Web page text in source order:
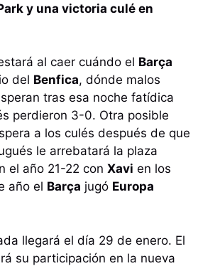
y una victoria culé en
al caer cuándo el Barça
del Benfica, dónde malos
tras esa noche fatídica
perdieron 3-0. Otra posible
a los culés después de que
le arrebatará la plaza
el año 21-22 con Xavi en los
año el Barça jugó Europa
llegará el día 29 de enero. El
su participación en la nueva